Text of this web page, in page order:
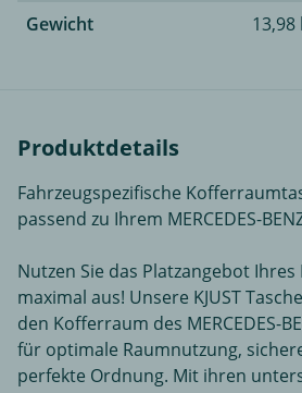
Gewicht
13,98
Produktdetails
Fahrzeugspezifische
passend zu Ihrem MERCEDES-
Nutzen Sie das Platzangebot
maximal aus! Unsere KJUST
den Kofferraum des MERCEDES-
für optimale Raumnutzung,
perfekte Ordnung. Mit ihren